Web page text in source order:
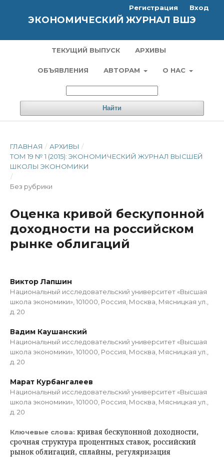
ЭКОНОМИЧЕСКИЙ ЖУРНАЛ ВШЭ
ТЕКУЩИЙ ВЫПУСК АРХИВЫ
ОБЪЯВЛЕНИЯ АВТОРАМ О НАС
Найти
Регистрация Вход
ГЛАВНАЯ / АРХИВЫ /
ТОМ 19 № 1 (2015): ЭКОНОМИЧЕСКИЙ ЖУРНАЛ ВЫСШЕЙ
ШКОЛЫ ЭКОНОМИКИ
/
Без рубрики
Оценка кривой бескупонной
доходности на российском
рынке облигаций
Виктор Лапшин
Национальный исследовательский университет «Высшая
школа экономики», 101000, Россия, Москва, Мясницкая ул.,
д. 20
Вадим Каушанский
Национальный исследовательский университет «Высшая
школа экономики», 101000, Россия, Москва, Мясницкая ул.,
д. 20
Марат Курбангалеев
Национальный исследовательский университет «Высшая
школа экономики», 101000, Россия, Москва, Мясницкая ул.,
д. 20
Ключевые слова: кривая бескупонной доходности,
срочная структура процентных ставок, российский
рынок облигаций, сплайны, регуляризация